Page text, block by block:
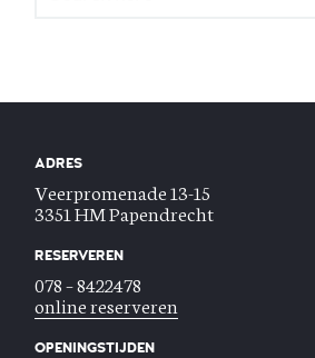
ADRES
Veerpromenade 13-15
3351 HM Papendrecht
RESERVEREN
078 – 8422478
online reserveren
OPENINGSTIJDEN